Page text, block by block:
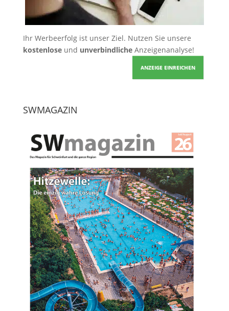
Ihr Werbeerfolg ist unser Ziel. Nutzen Sie unsere
kostenloseund unverbindlicheAnzeigenanalyse!
ANZEIGE EINREICHEN
SWMAGAZIN